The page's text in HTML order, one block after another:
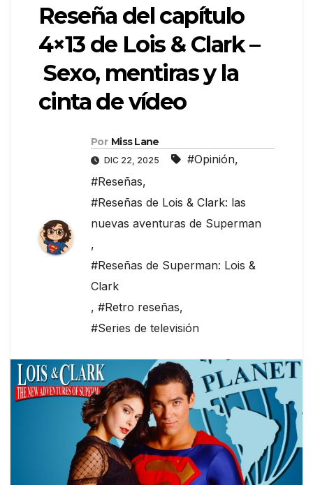
Reseña del capítulo
4×13 de Lois & Clark –
Sexo, mentiras y la
cinta de vídeo
Por Miss Lane
DIC 22, 2025 #Opinión,
#Reseñas,
#Reseñas de Lois & Clark: las
nuevas aventuras de Superman
,
#Reseñas de Superman: Lois &
Clark
, #Retro reseñas,
#Series de televisión